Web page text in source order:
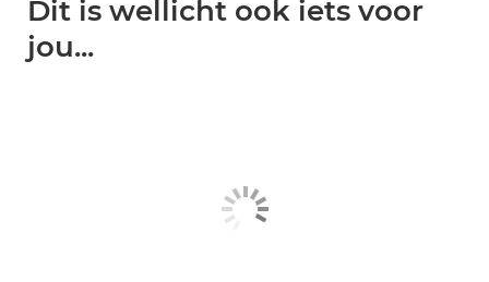
Dit is wellicht ook iets voor
jou...